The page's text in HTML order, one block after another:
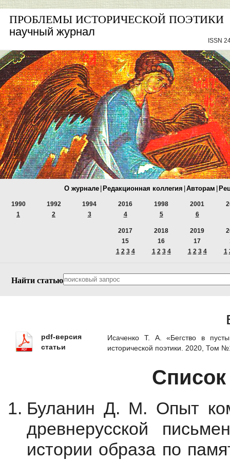
ПРОБЛЕМЫ ИСТОРИЧЕСКОЙ ПОЭТИКИ
научный журнал
ISSN
О журнале Редакционная коллегия Авторам
1990
1
1992
2
1994
3
2016
4
1998
5
2001
6
2017
15
1 2 3 4
2018
16
1 2 3 4
2019
17
1 2 3 4
1
Найти статью
pdf-версия
статьи
Исаченко Т. А. «Бегство в
исторической поэтики. 2020, Том
Буланин Д. М. Опыт
древнерусской
истории образа по